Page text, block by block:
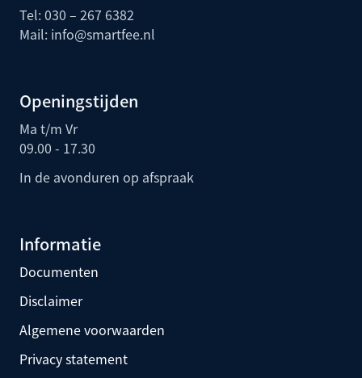
Tel: 030 – 267 6382
Mail: info@smartfee.nl
Openingstijden
Ma t/m Vr
09.00 - 17.30
In de avonduren op afspraak
Informatie
Documenten
Disclaimer
Algemene voorwaarden
Privacy statement